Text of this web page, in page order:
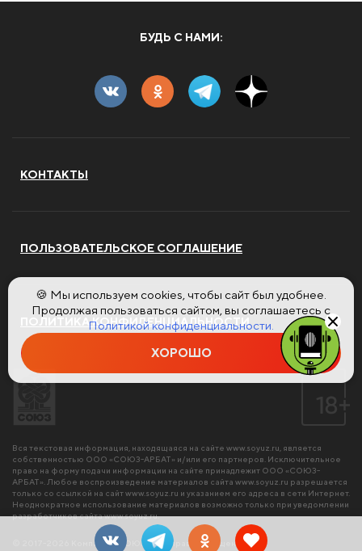
БУДЬ С НАМИ:
КОНТАКТЫ
ПОЛЬЗОВАТЕЛЬСКОЕ СОГЛАШЕНИЕ
ПОЛИТИКА КОНФИДЕНЦИАЛЬНОСТИ
Вся текстовая информация, находящаяся на сайте www.soyuz.ru , является
собственностью ООО «СОЮЗ-АРБАТ» и/или его партнеров. Исключительное
право на форму подачи информации на сайте принадлежит ООО «СОЮЗ-
АРБАТ». Любое воспроизведение материалов сайта www.soyuz.ru разрешается
только со ссылкой на сайтwww.soyuz.ru и указанием его адреса в сети Интернет.
Неоднократное использование материалов возможно только при уведомлении
разработчиков сайтаwww.soyuz.ru.
© 2017-2026 Компания «СОЮЗ». Все права защищены.
🍪 Мы используем cookies, чтобы сайт был удобнее.
Продолжая пользоваться сайтом, вы соглашаетесь с
Политикой конфиденциальности.
ХОРОШО